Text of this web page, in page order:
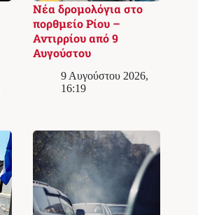
Νέα δρομολόγια στο
πορθμείο Ρίου –
Αντιρρίου από 9
Αυγούστου
9 Αυγούστου 2026,
16:19